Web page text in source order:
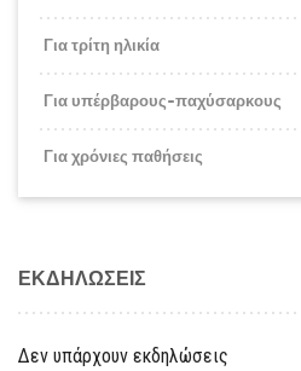
Για τρίτη ηλικία
Για υπέρβαρους-παχύσαρκους
Για χρόνιες παθήσεις
ΕΚΔΗΛΏΣΕΙΣ
Δεν υπάρχουν εκδηλώσεις